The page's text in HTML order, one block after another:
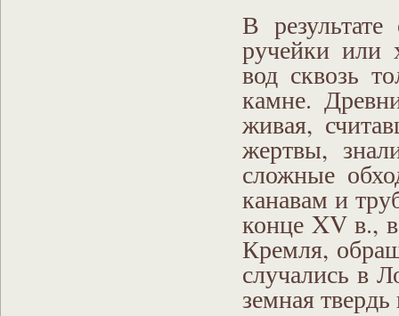
В
ручейки или
вод сквозь
камне.
живая,
жертвы,
сложные
канавам и
конце XV в.,
Кремля,
случались в
земная